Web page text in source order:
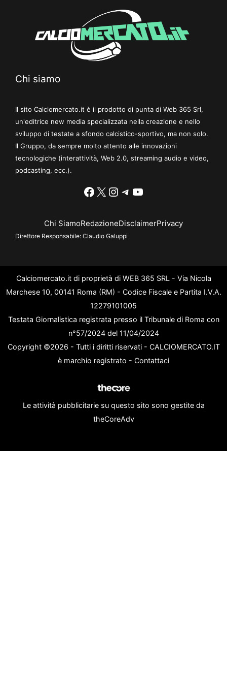
Chi siamo
Il sito Calciomercato.it è il prodotto di punta di Web 365 Srl,
un'editrice new media specializzata nella creazione e nello
sviluppo di testate a sfondo calcistico-sportivo, ma non solo.
Il Gruppo, da sempre molto attento alle innovazioni
tecnologiche (interattività, Web 2.0, streaming audio e video,
podcasting, ecc.).
Facebook
X Instagram
Telegram
YouTube
Chi SiamoRedazioneDisclaimerPrivacy
Direttore Responsabile: Claudio Galuppi
Calciomercato.it di proprietà di WEB 365 SRL - Via Nicola
Marchese 10, 00141 Roma (RM) - Codice Fiscale e Partita I.V.A.
12279101005
Testata Giornalistica registrata presso il Tribunale di Roma con
n°57/2024 del 11/04/2024
Copyright ©2026 - Tutti i diritti riservati - CALCIOMERCATO.IT
è marchio registrato - Contattaci
Le attività pubblicitarie su questo sito sono gestite da
theCoreAdv